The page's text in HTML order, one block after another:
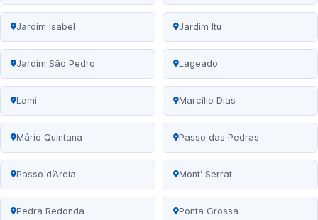
Jardim Isabel Jardim Itu
Jardim São Pedro Lageado
Lami Marcílio Dias
Mário Quintana Passo das Pedras
Passo d’Areia Mont’ Serrat
Pedra Redonda Ponta Grossa